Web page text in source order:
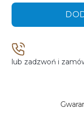
lub zadzwoń i